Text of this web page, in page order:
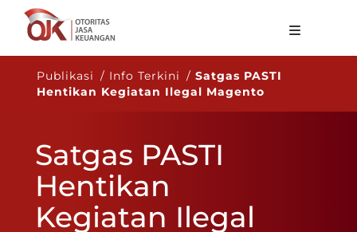
Tentang OJK
Fungsi Utama
Regulasi
Statistik
Layanan
Publikasi / Info Terkini /Satgas PASTI
Hentikan Kegiatan Ilegal Magento
Satgas PASTI
Hentikan
Kegiatan Ilegal